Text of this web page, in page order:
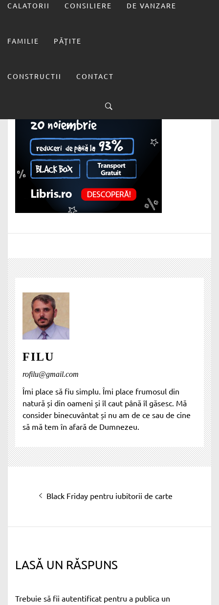
CALATORII CONSILIERE DE VANZARE
FAMILIE PĂŢITE
CONSTRUCTII CONTACT
FILU
rofilu@gmail.com
Îmi place să fiu simplu. Îmi place frumosul din
natură și din oameni și îl caut până îl găsesc. Mă
consider binecuvântat și nu am de ce sau de cine
să mă tem în afară de Dumnezeu.
Articolul
Black Friday pentru iubitorii de carte
LASĂ UN RĂSPUNS
Trebuie să fii autentificat pentru a publica un